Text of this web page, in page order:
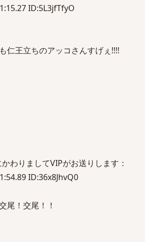
ID:5L3jfTfyO
仁王立ちのアッコさんすげぇ!!!!
わりましてVIPがお送りします：
ID:36x8JhvQ0
尾！交尾！！